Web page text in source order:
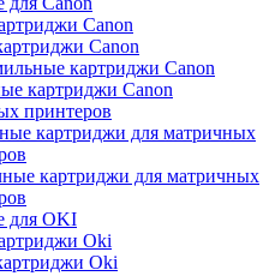
Canon
Canon
картриджи Canon
картриджи Canon
принтеров
картриджи для матричных
картриджи для матричных
для OKI
Oki
Oki